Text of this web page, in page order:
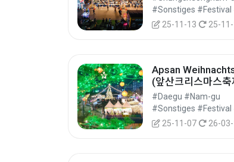
25-11-13
25-
Apsan
(앞산크리스마스축
#Daegu #Nam-gu
25-11-07
26-